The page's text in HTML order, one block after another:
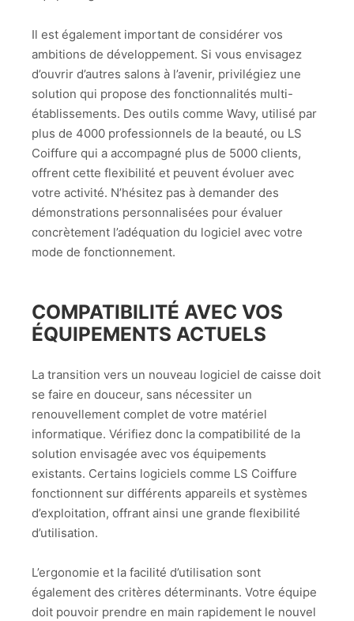
Il est également important de considérer vos
ambitions de développement. Si vous envisagez
d’ouvrir d’autres salons à l’avenir, privilégiez une
solution qui propose des fonctionnalités multi-
établissements. Des outils comme Wavy, utilisé par
plus de 4000 professionnels de la beauté, ou LS
Coiffure qui a accompagné plus de 5000 clients,
offrent cette flexibilité et peuvent évoluer avec
votre activité. N’hésitez pas à demander des
démonstrations personnalisées pour évaluer
concrètement l’adéquation du logiciel avec votre
mode de fonctionnement.
COMPATIBILITÉ AVEC VOS
ÉQUIPEMENTS ACTUELS
La transition vers un nouveau logiciel de caisse doit
se faire en douceur, sans nécessiter un
renouvellement complet de votre matériel
informatique. Vérifiez donc la compatibilité de la
solution envisagée avec vos équipements
existants. Certains logiciels comme LS Coiffure
fonctionnent sur différents appareils et systèmes
d’exploitation, offrant ainsi une grande flexibilité
d’utilisation.
L’ergonomie et la facilité d’utilisation sont
également des critères déterminants. Votre équipe
doit pouvoir prendre en main rapidement le nouvel